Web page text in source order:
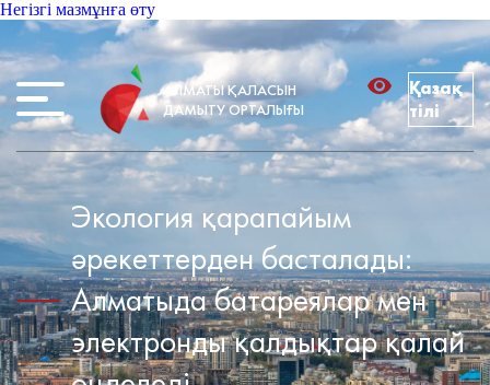
Негізгі мазмұнға өту
АЛМАТЫ ҚАЛАСЫН
ДАМЫТУ ОРТАЛЫҒЫ
Қазақ
тілі
Экология қарапайым
әрекеттерден басталады:
Алматыда батареялар мен
электронды қалдықтар қалай